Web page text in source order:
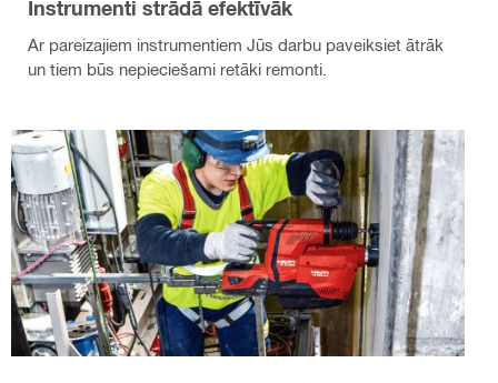
Instrumenti strādā efektīvāk
Ar pareizajiem instrumentiem Jūs darbu paveiksiet ātrāk
un tiem būs nepieciešami retāki remonti.